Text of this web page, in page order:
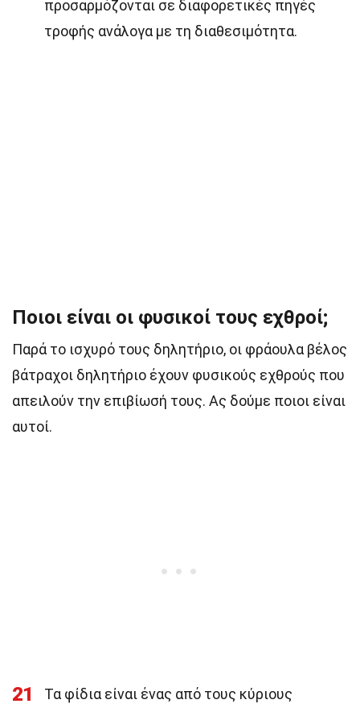
προσαρμόζονται σε διαφορετικές πηγές
τροφής ανάλογα με τη διαθεσιμότητα.
Ποιοι είναι οι φυσικοί τους εχθροί;
Παρά το ισχυρό τους δηλητήριο, οι φράουλα βέλος
βάτραχοι δηλητήριο έχουν φυσικούς εχθρούς που
απειλούν την επιβίωσή τους. Ας δούμε ποιοι είναι
αυτοί.
21
Τα φίδια είναι ένας από τους κύριους